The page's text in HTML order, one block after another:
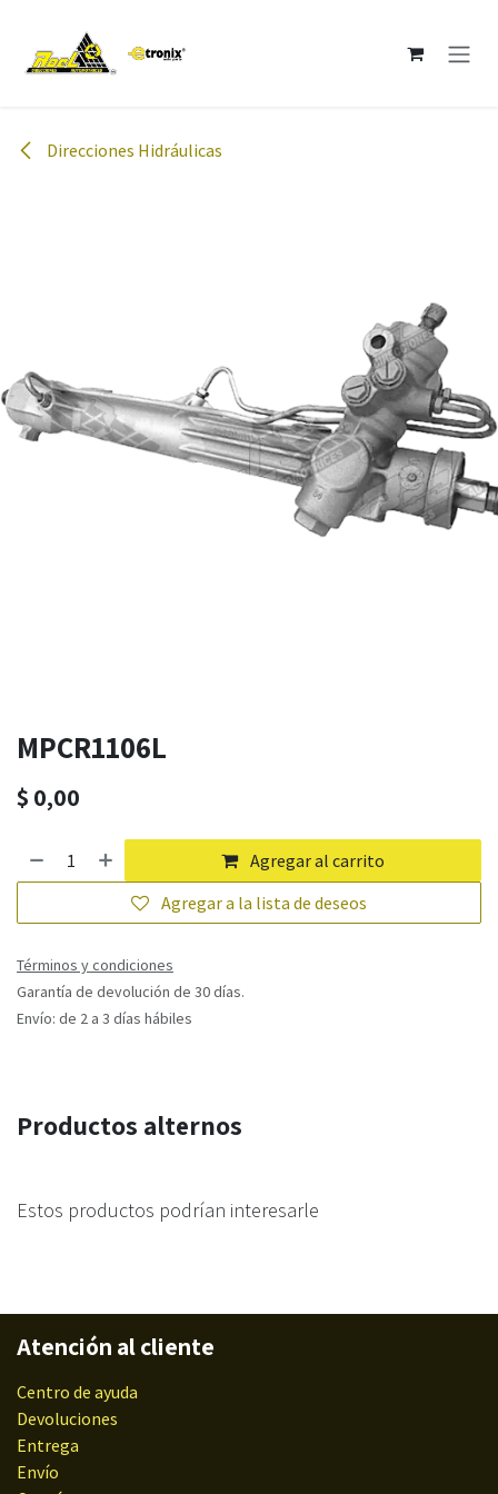
Direcciones Hidráulicas
MPCR1106L
$ 0,00
Agregar al carrito
Agregar a la lista de deseos
Términos y condiciones
Garantía de devolución de 30 días.
Envío: de 2 a 3 días hábiles
Productos alternos
Estos productos podrían interesarle
Atención al cliente
Centro de ayuda
Devoluciones
Entrega
Envío